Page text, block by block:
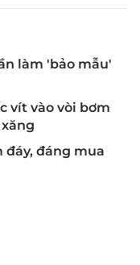
làm 'bảo mẫu'
vít vào vòi bơm
đáy, đáng mua